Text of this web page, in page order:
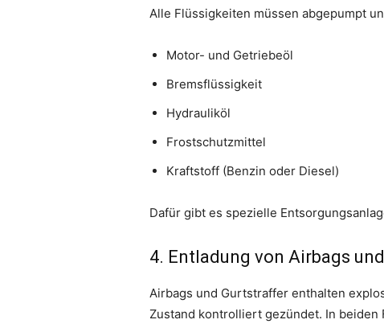
Alle Flüssigkeiten müssen abgepumpt
Motor- und Getriebeöl
Bremsflüssigkeit
Hydrauliköl
Frostschutzmittel
Kraftstoff (Benzin oder Diesel)
Dafür gibt es spezielle
4. Entladung von Airbags
Airbags und Gurtstraffer enthalten
Zustand kontrolliert gezündet. In